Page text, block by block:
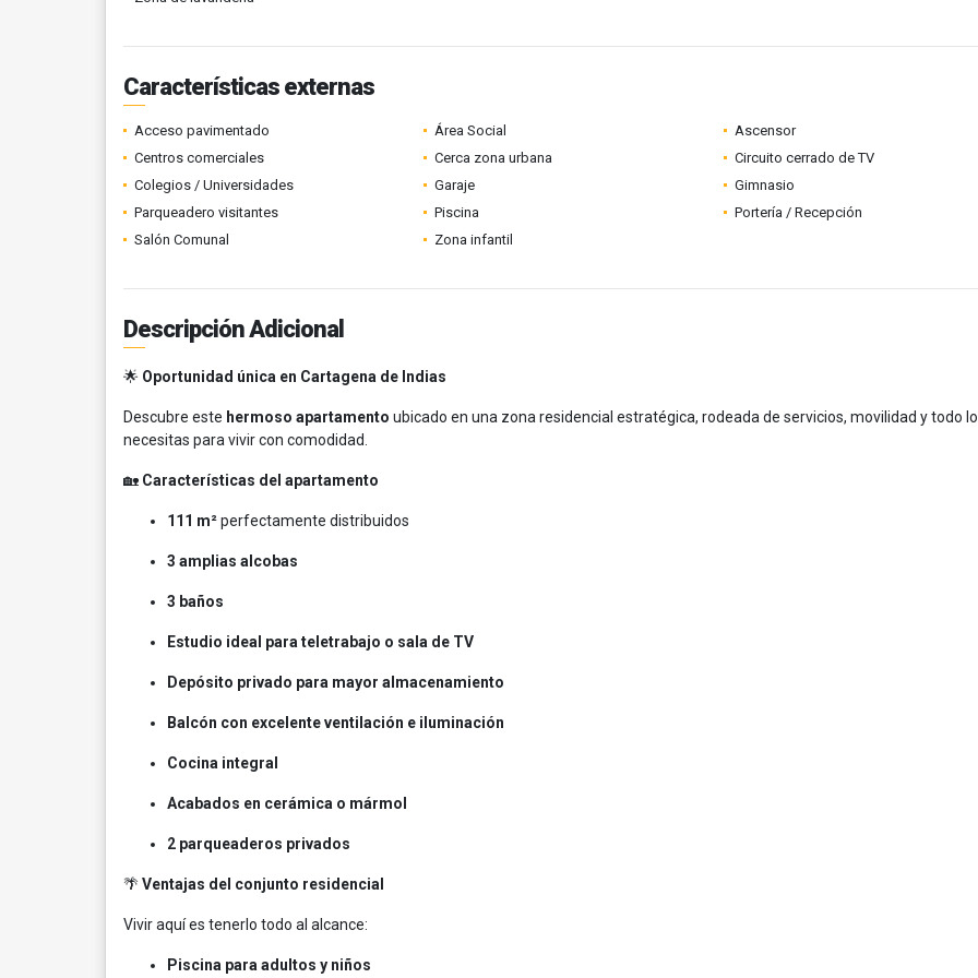
Características externas
Acceso pavimentado Área Social
Ascensor
Centros comerciales
Cerca zona urbana
Circuito cerrado de TV
Colegios / Universidades
Garaje
Gimnasio
Parqueadero visitantes
Piscina
Portería / Recepción
Salón Comunal
Zona infantil
Descripción Adicional
🌟 Oportunidad única en Cartagena de Indias
Descubre este hermoso apartamento ubicado en una zona residencial estratégica, rodeada de servicios, movilidad y todo
necesitas para vivir con comodidad.
🏡 Características del apartamento
111 m²perfectamente distribuidos
3 amplias alcobas
3 baños
Estudio ideal para teletrabajo o sala de TV
Depósito privado para mayor almacenamiento
Balcón con excelente ventilación e iluminación
Cocina integral
Acabados en cerámica o mármol
2 parqueaderos privados
🌴Ventajas del conjunto residencial
Vivir aquí es tenerlo todo al alcance:
Piscina para adultos y niños